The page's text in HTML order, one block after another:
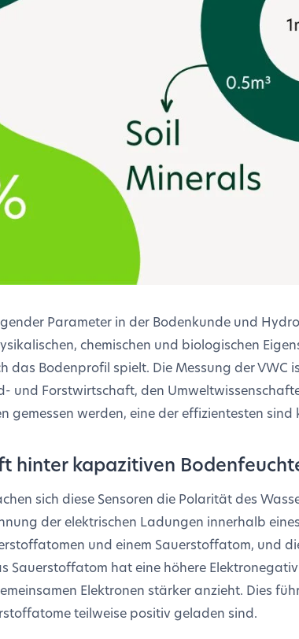
Parameter in der Bodenkunde und
chemischen und biologischen
das Bodenprofil spielt. Die Messung der VWC
und Forstwirtschaft, den
gemessen werden, eine der effizientesten sind
hinter kapazitiven
sich diese Sensoren die Polarität des
der elektrischen Ladungen innerhalb
und einem Sauerstoffatom, und
Sauerstoffatom hat eine höhere
Elektronen stärker anzieht. Dies
teilweise positiv geladen sind.